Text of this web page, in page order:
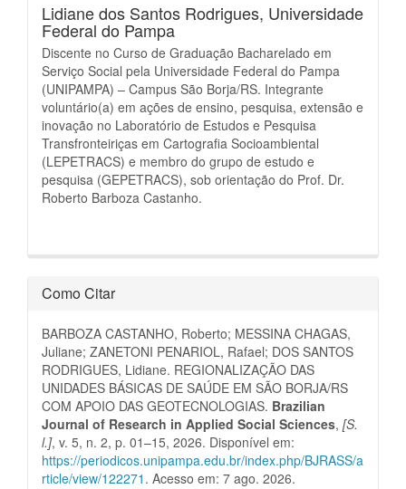
Lidiane dos Santos Rodrigues, Universidade
Federal do Pampa
Discente no Curso de Graduação Bacharelado em
Serviço Social pela Universidade Federal do Pampa
(UNIPAMPA) – Campus São Borja/RS. Integrante
voluntário(a) em ações de ensino, pesquisa, extensão e
inovação no Laboratório de Estudos e Pesquisa
Transfronteiriças em Cartografia Socioambiental
(LEPETRACS) e membro do grupo de estudo e
pesquisa (GEPETRACS), sob orientação do Prof. Dr.
Roberto Barboza Castanho.
Como Citar
BARBOZA CASTANHO, Roberto; MESSINA CHAGAS,
Juliane; ZANETONI PENARIOL, Rafael; DOS SANTOS
RODRIGUES, Lidiane. REGIONALIZAÇÃO DAS
UNIDADES BÁSICAS DE SAÚDE EM SÃO BORJA/RS
COM APOIO DAS GEOTECNOLOGIAS. Brazilian
Journal of Research in Applied Social Sciences, [S.
l.], v. 5, n. 2, p. 01–15, 2026. Disponível em:
https://periodicos.unipampa.edu.br/index.php/BJRASS/a
rticle/view/122271 . Acesso em: 7 ago. 2026.